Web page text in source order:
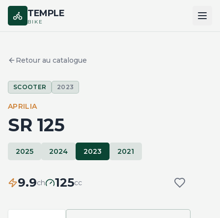
TEMPLE
BIKE
MARQUES
COMPARER
Retour au catalogue
SCOOTER 2023
APRILIA
SR 125
2025 2024 2023 2021
9.9ch 125cc